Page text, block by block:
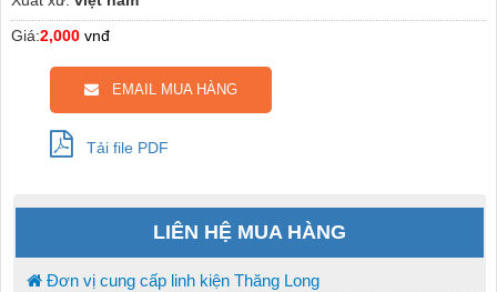
Giá:2,000 vnđ
EMAIL MUA HÀNG
Tải file PDF
LIÊN HỆ MUA HÀNG
Đơn vị cung cấp linh kiện Thăng Long